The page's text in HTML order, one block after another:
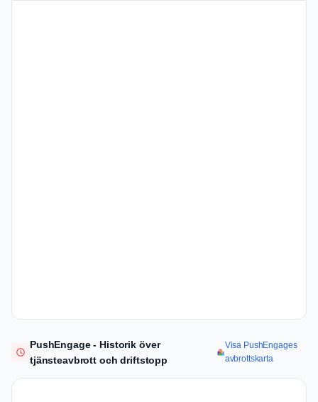
PushEngage - Historik över
tjänsteavbrott och driftstopp
Visa PushEngages
avbrottskarta